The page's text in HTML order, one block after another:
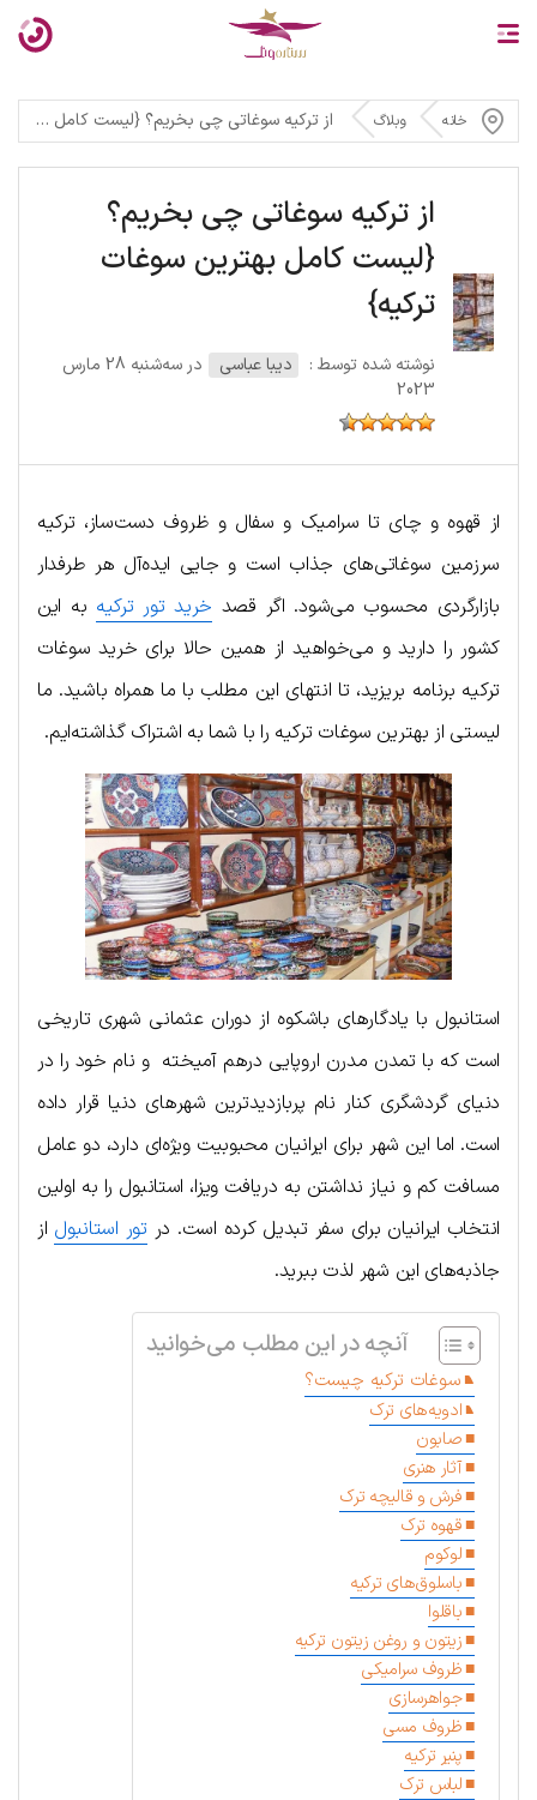
خانه وبلاگ از ترکیه سوغاتی چی بخریم؟ {لیست کامل بهترین سوغات ترکیه}
از ترکیه سوغاتی چی بخریم؟
{لیست کامل بهترین سوغات
ترکیه}
نوشته شده توسط : دیبا عباسی
در سه‌شنبه 28 مارس
2023
از قهوه و چای تا سرامیک و سفال و ظروف دست‌ساز، ترکیه
سرزمین سوغاتی‌های جذاب است و جایی ایده‌آل هر طرفدار
بازارگردی محسوب می‌شود. اگر قصد خرید تور ترکیه به این
کشور را دارید و می‌خواهید از همین حالا برای خرید سوغات
ترکیه برنامه بریزید، تا انتهای این مطلب با ما همراه باشید. ما
لیستی از بهترین سوغات ترکیه را با شما به اشتراک گذاشته‌ایم.
استانبول با یادگارهای باشکوه از دوران عثمانی شهری تاریخی
است که با تمدن مدرن اروپایی درهم آمیخته و نام خود را در
دنیای گردشگری کنار نام پربازدیدترین شهرهای دنیا قرار داده
است. اما این شهر برای ایرانیان محبوبیت ویژه‌ای دارد، دو عامل
مسافت کم و نیاز نداشتن به دریافت ویزا، استانبول را به اولین
انتخاب ایرانیان برای سفر تبدیل کرده است. در تور استانبول از
جاذبه‌های این شهر لذت ببرید.
آنچه در این مطلب می‌خوانید
سوغات ترکیه چیست؟
ادویه‌های ترک
صابون
آثار هنری
فرش و قالیچه ترک
قهوه ترک
لوکوم
باسلوق‌های ترکیه
باقلوا
زیتون و روغن زیتون ترکیه
ظروف سرامیکی
جواهرسازی
ظروف مسی
پنیر ترکیه
لباس ترک